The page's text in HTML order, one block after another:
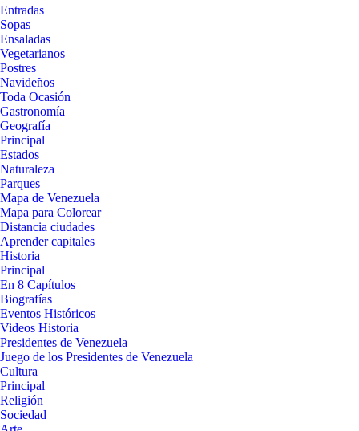
Entradas
Sopas
Ensaladas
Vegetarianos
Postres
Navideños
Toda Ocasión
Gastronomía
Geografía
Principal
Estados
Naturaleza
Parques
Mapa de Venezuela
Mapa para Colorear
Distancia ciudades
Aprender capitales
Historia
Principal
En 8 Capítulos
Biografías
Eventos Históricos
Videos Historia
Presidentes de Venezuela
Juego de los Presidentes de Venezuela
Cultura
Principal
Religión
Sociedad